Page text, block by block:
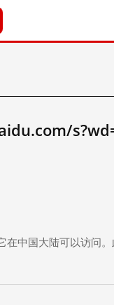
中国大陆可以访问